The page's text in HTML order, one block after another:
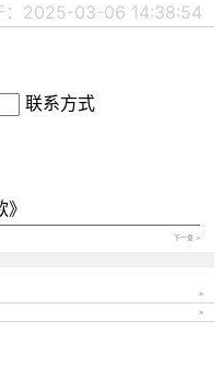
：2025-03-06 14:38:54
联系方式
下一章 >